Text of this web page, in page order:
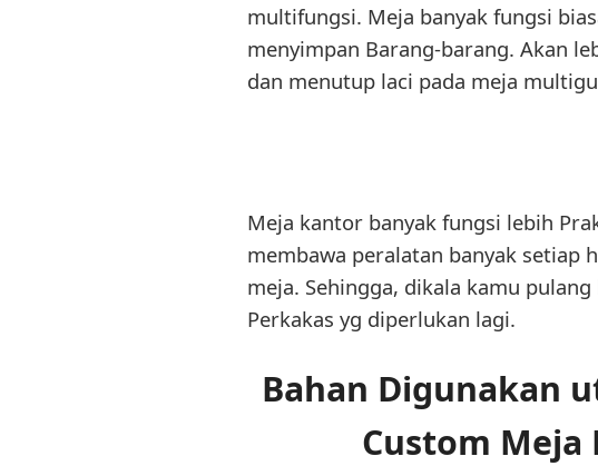
multifungsi. Meja banyak fungsi
menyimpan Barang-barang. Akan
dan menutup laci pada meja
Meja kantor banyak fungsi lebih
membawa peralatan banyak setiap
meja. Sehingga, dikala kamu
Perkakas yg diperlukan lagi.
Bahan Digunakan
Custom Meja